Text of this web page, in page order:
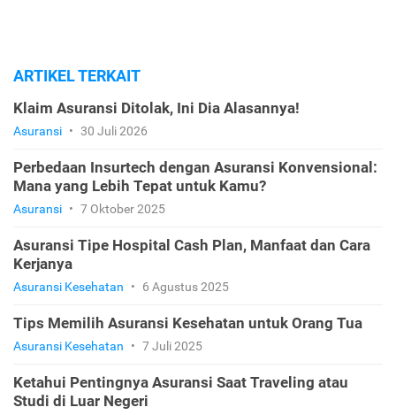
ARTIKEL TERKAIT
Klaim Asuransi Ditolak, Ini Dia Alasannya!
Asuransi • 30 Juli 2026
Perbedaan Insurtech dengan Asuransi Konvensional:
Mana yang Lebih Tepat untuk Kamu?
Asuransi • 7 Oktober 2025
Asuransi Tipe Hospital Cash Plan, Manfaat dan Cara
Kerjanya
Asuransi Kesehatan • 6 Agustus 2025
Tips Memilih Asuransi Kesehatan untuk Orang Tua
Asuransi Kesehatan • 7 Juli 2025
Ketahui Pentingnya Asuransi Saat Traveling atau
Studi di Luar Negeri